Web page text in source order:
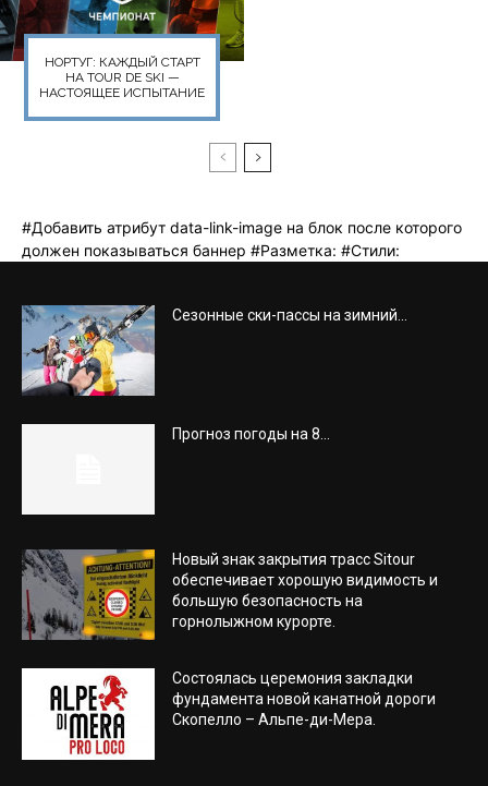
Сезонные ски-пассы на зимний...
Прогноз погоды на 8...
Новый знак закрытия трасс Sitour
обеспечивает хорошую видимость и
большую безопасность на
горнолыжном курорте.
Состоялась церемония закладки
фундамента новой канатной дороги
Скопелло – Альпе-ди-Мера.